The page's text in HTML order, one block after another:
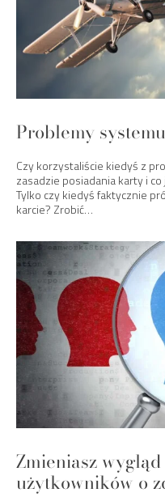
Problemy
Czy korzystaliście kiedyś z
zasadzie posiadania karty i
Tylko czy kiedyś faktycznie
karcie? Zrobić…
Zmieniasz
użytkowników o